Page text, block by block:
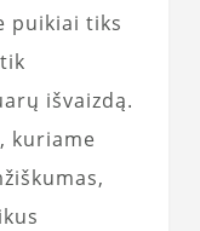
puikiai tiks
išvaizdą.
, kuriame